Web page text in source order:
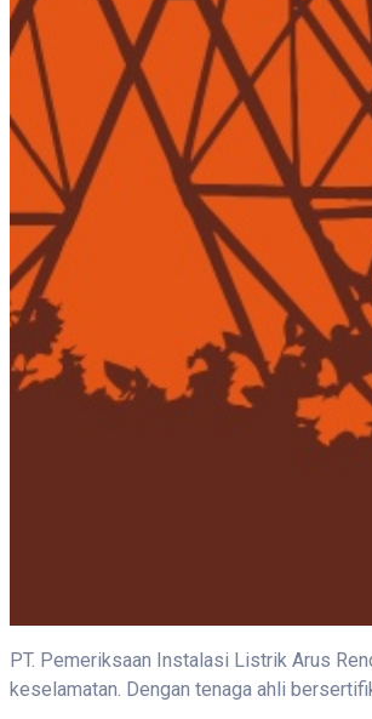
PT. Pemeriksaan Instalasi Listrik Arus
keselamatan. Dengan tenaga ahli